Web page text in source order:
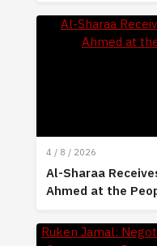
4 / 8 / 2026
Al-Sharaa
Ahmed at the